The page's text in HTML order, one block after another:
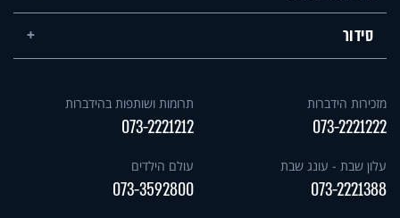
סידור
מזכירות הידברות
073-2221222
תרומות ושותפות בהידברות
073-2221212
עלון שבת - עונג שבת
073-2221388
עולם הילדים
073-3592800